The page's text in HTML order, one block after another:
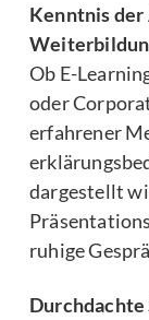
Kenntnis der
Ob E-
oder
erfahrener
dargestellt
ruhige
Durchdachte